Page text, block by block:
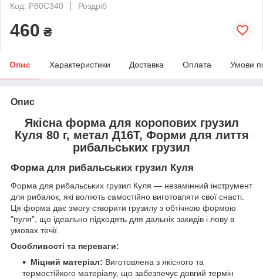
Код: P80С340
Роздріб
460 ₴
Опис Характеристики Доставка Оплата Умови
Опис
Якісна форма для коропових грузил
Куля 80 г, метал Д16Т, Форми для лиття
рибальських грузил
Форма для рибальських грузил Куля
Форма для рибальських грузил Куля — незамінний інструмент
для рибалок, які воліють самостійно виготовляти свої снасті.
Ця форма дає змогу створити грузилу з обтічною формою
"пуля", що ідеально підходять для дальніх закидів і лову в
умовах течії.
Особливості та переваги:
Міцний матеріал: Виготовлена з якісного та
термостійкого матеріалу, що забезпечує довгий термін